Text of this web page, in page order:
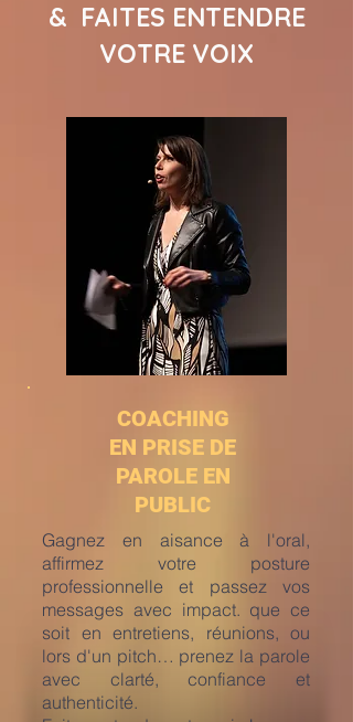
& FAITES ENTENDRE
VOTRE VOIX
COACHING
EN PRISE DE
PAROLE EN
PUBLIC
Gagnez en aisance à l'oral,
affirmez votre posture
professionnelle et passez vos
messages avec impact. que ce
soit en entretiens, réunions, ou
lors d'un pitch… prenez la parole
avec clarté, confiance et
authenticité.